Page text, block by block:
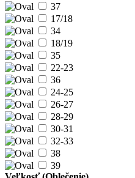
37
17/18
34
18/19
35
22-23
36
24-25
26-27
28-29
30-31
32-33
38
39